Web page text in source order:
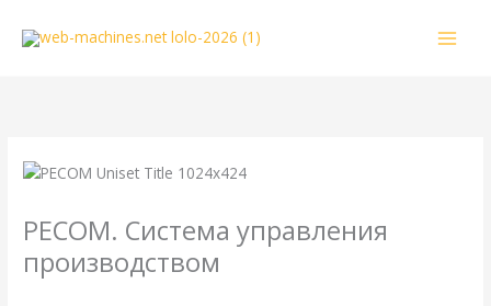
PECOM. Система управления
производством